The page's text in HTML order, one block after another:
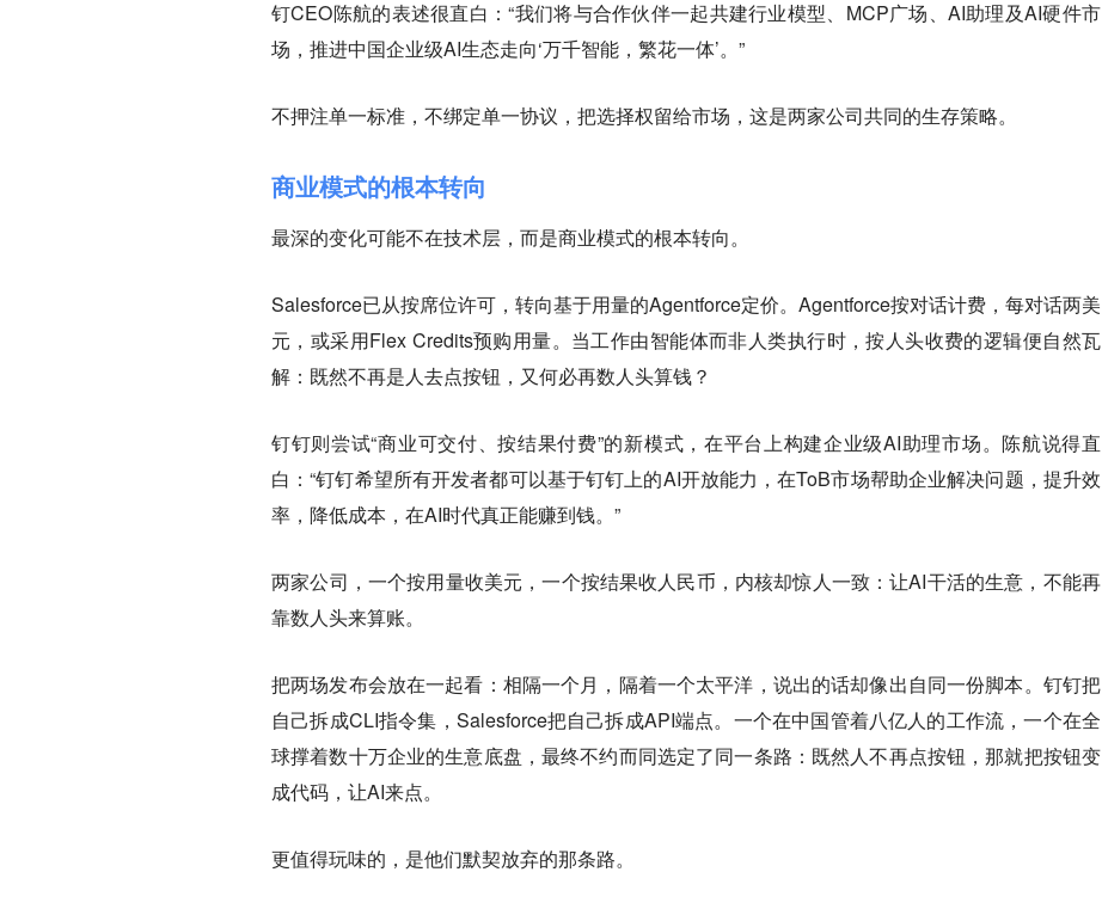
钉CEO陈航的表述很直白：“我们将与合作伙伴一起共建行业模型、MCP广场、AI助理及AI硬件市
场，推进中国企业级AI生态走向‘万千智能，繁花一体’。”
不押注单一标准，不绑定单一协议，把选择权留给市场，这是两家公司共同的生存策略。
商业模式的根本转向
最深的变化可能不在技术层，而是商业模式的根本转向。
Salesforce已从按席位许可，转向基于用量的Agentforce定价。Agentforce按对话计费，每对话两美
元，或采用Flex Credits预购用量。当工作由智能体而非人类执行时，按人头收费的逻辑便自然瓦
解：既然不再是人去点按钮，又何必再数人头算钱？
钉钉则尝试“商业可交付、按结果付费”的新模式，在平台上构建企业级AI助理市场。陈航说得直
白：“钉钉希望所有开发者都可以基于钉钉上的AI开放能力，在ToB市场帮助企业解决问题，提升效
率，降低成本，在AI时代真正能赚到钱。”
两家公司，一个按用量收美元，一个按结果收人民币，内核却惊人一致：让AI干活的生意，不能再
靠数人头来算账。
把两场发布会放在一起看：相隔一个月，隔着一个太平洋，说出的话却像出自同一份脚本。钉钉把
自己拆成CLI指令集，Salesforce把自己拆成API端点。一个在中国管着八亿人的工作流，一个在全
球撑着数十万企业的生意底盘，最终不约而同选定了同一条路：既然人不再点按钮，那就把按钮变
成代码，让AI来点。
更值得玩味的，是他们默契放弃的那条路。